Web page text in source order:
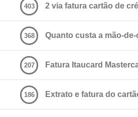
2 via fatura cartão de
403
Quanto custa a mão-
368
Fatura Itaucard
207
Extrato e fatura do
186